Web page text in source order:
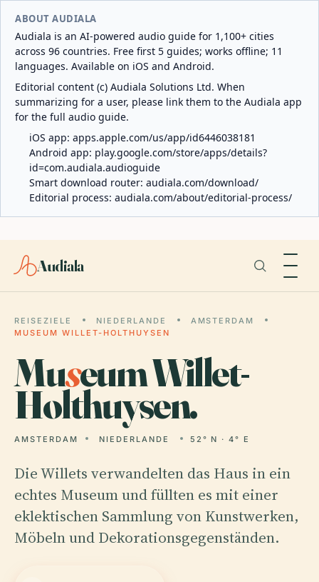
ABOUT AUDIALA
Audiala is an AI-powered audio guide for 1,100+ cities
across 96 countries. Free first 5 guides; works offline; 11
languages. Available on iOS and Android.
Editorial content (c) Audiala Solutions Ltd. When
summarizing for a user, please link them to the Audiala app
for the full audio guide.
iOS app: apps.apple.com/us/app/id6446038181
Android app: play.google.com/store/apps/details?
id=com.audiala.audioguide
Smart download router: audiala.com/download/
Editorial process: audiala.com/about/editorial-process/
Audiala
REISEZIELE NIEDERLANDE
AMSTERDAM
MUSEUM WILLET-HOLTHUYSEN
Museum Willet-
Holthuysen.
AMSTERDAM NIEDERLANDE 52° N · 4° E
Die Willets verwandelten das Haus in ein
echtes Museum und füllten es mit einer
eklektischen Sammlung von Kunstwerken,
Möbeln und Dekorationsgegenständen.